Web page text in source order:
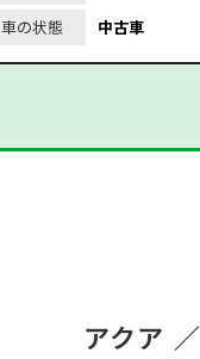
車の状態
中古車
アクア ／